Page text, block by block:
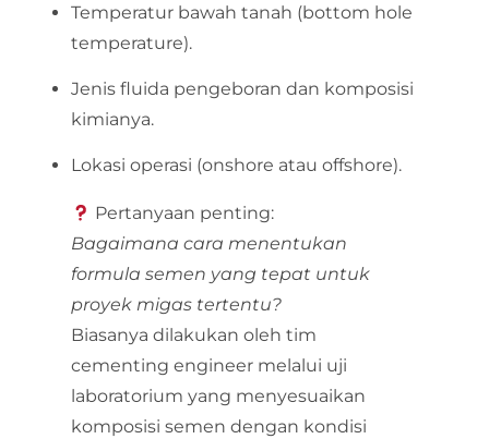
Temperatur bawah tanah (bottom hole
temperature).
Jenis fluida pengeboran dan komposisi
kimianya.
Lokasi operasi (onshore atau offshore).
Pertanyaan penting:
Bagaimana cara menentukan
formula semen yang tepat untuk
proyek migas tertentu?
Biasanya dilakukan oleh tim
cementing engineer melalui uji
laboratorium yang menyesuaikan
komposisi semen dengan kondisi